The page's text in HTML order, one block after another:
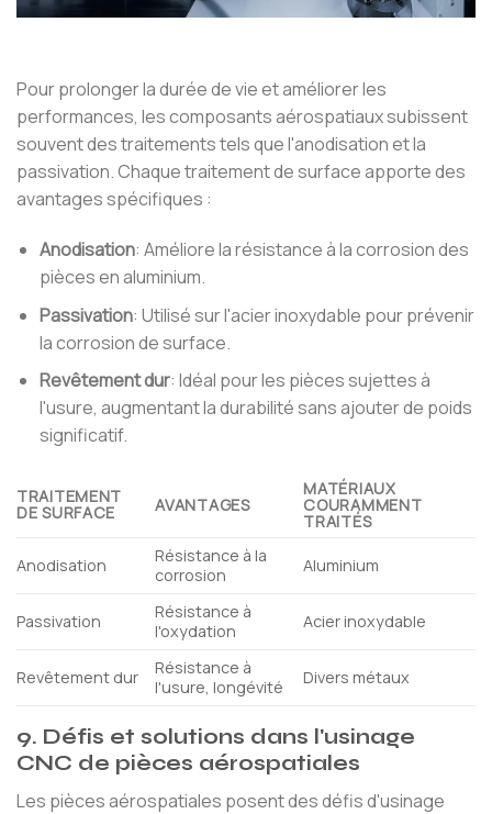
Pour prolonger la durée de vie et améliorer les
performances, les composants aérospatiaux subissent
souvent des traitements tels que l'anodisation et la
passivation. Chaque traitement de surface apporte des
avantages spécifiques :
Anodisation: Améliore la résistance à la corrosion des
pièces en aluminium.
Passivation: Utilisé sur l'acier inoxydable pour prévenir
la corrosion de surface.
Revêtement dur: Idéal pour les pièces sujettes à
l'usure, augmentant la durabilité sans ajouter de poids
significatif.
TRAITEMENT
DE SURFACE AVANTAGES
MATÉRIAUX
COURAMMENT
TRAITÉS
Anodisation
Résistance à la
corrosion
Aluminium
Passivation
Résistance à
l'oxydation
Acier inoxydable
Revêtement dur
Résistance à
l'usure, longévité
Divers métaux
9. Défis et solutions dans l'usinage
CNC de pièces aérospatiales
Les pièces aérospatiales posent des défis d'usinage